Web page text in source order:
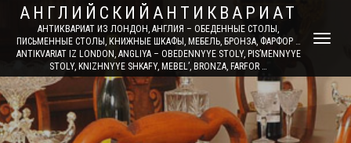
АНГЛИЙСКИЙАНТИКВАРИАТ
АНТИКВАРИАТ ИЗ ЛОНДОН, АНГЛИЯ – ОБЕДЕННЫЕ СТОЛЫ,
ПИСЬМЕННЫЕ СТОЛЫ, КНИЖНЫЕ ШКАФЫ, МЕБЕЛЬ, БРОНЗА, ФАРФОР …
ANTIKVARIAT IZ LONDON, ANGLIYA – OBEDENNYYE STOLY, PIS’MENNYYE
STOLY, KNIZHNYYE SHKAFY, MEBEL’, BRONZA, FARFOR …
TOGGLE